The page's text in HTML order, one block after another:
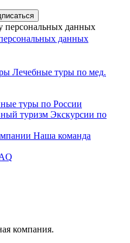
персональных данных
данных
Лечебные туры по мед.
туры по России
туризм Экскурсии по
Наша команда
компания.